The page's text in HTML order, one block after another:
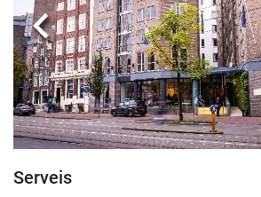
Anterior
Serveis